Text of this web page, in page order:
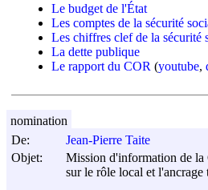
Le budget de l'État
Les comptes de la sécurité
Les chiffres clef de la sécurité
La dette publique
Le rapport du COR (youtube,
De:
Jean-Pierre Taite
Objet:
Mission d'information de la
sur le rôle local et l'ancrage
nomination